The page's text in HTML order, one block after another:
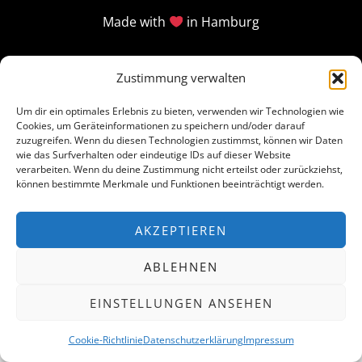
Zustimmung verwalten
Um dir ein optimales Erlebnis zu bieten, verwenden wir Technologien wie
Cookies, um Geräteinformationen zu speichern und/oder darauf
zuzugreifen. Wenn du diesen Technologien zustimmst, können wir Daten
wie das Surfverhalten oder eindeutige IDs auf dieser Website
verarbeiten. Wenn du deine Zustimmung nicht erteilst oder zurückziehst,
können bestimmte Merkmale und Funktionen beeinträchtigt werden.
AKZEPTIEREN
ABLEHNEN
EINSTELLUNGEN ANSEHEN
Cookie-RichtlinieDatenschutzerklärungImpressum
Made with in Hamburg